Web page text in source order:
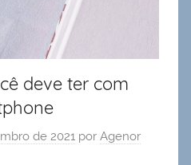
deve ter com
de 2021 por Agenor